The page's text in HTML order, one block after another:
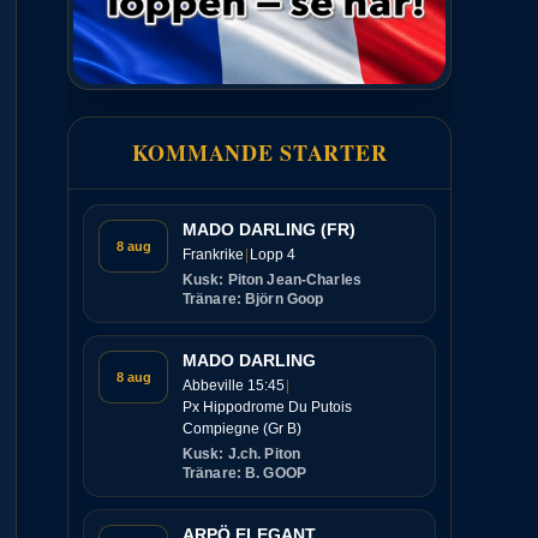
KOMMANDE STARTER
8 aug
MADO DARLING (FR)
Frankrike Lopp 4
Kusk: Piton Jean-Charles
Tränare: Björn Goop
8 aug
MADO DARLING
Abbeville 15:45
Px Hippodrome Du Putois
Compiegne (Gr B)
Kusk: J.ch. Piton
Tränare: B. GOOP